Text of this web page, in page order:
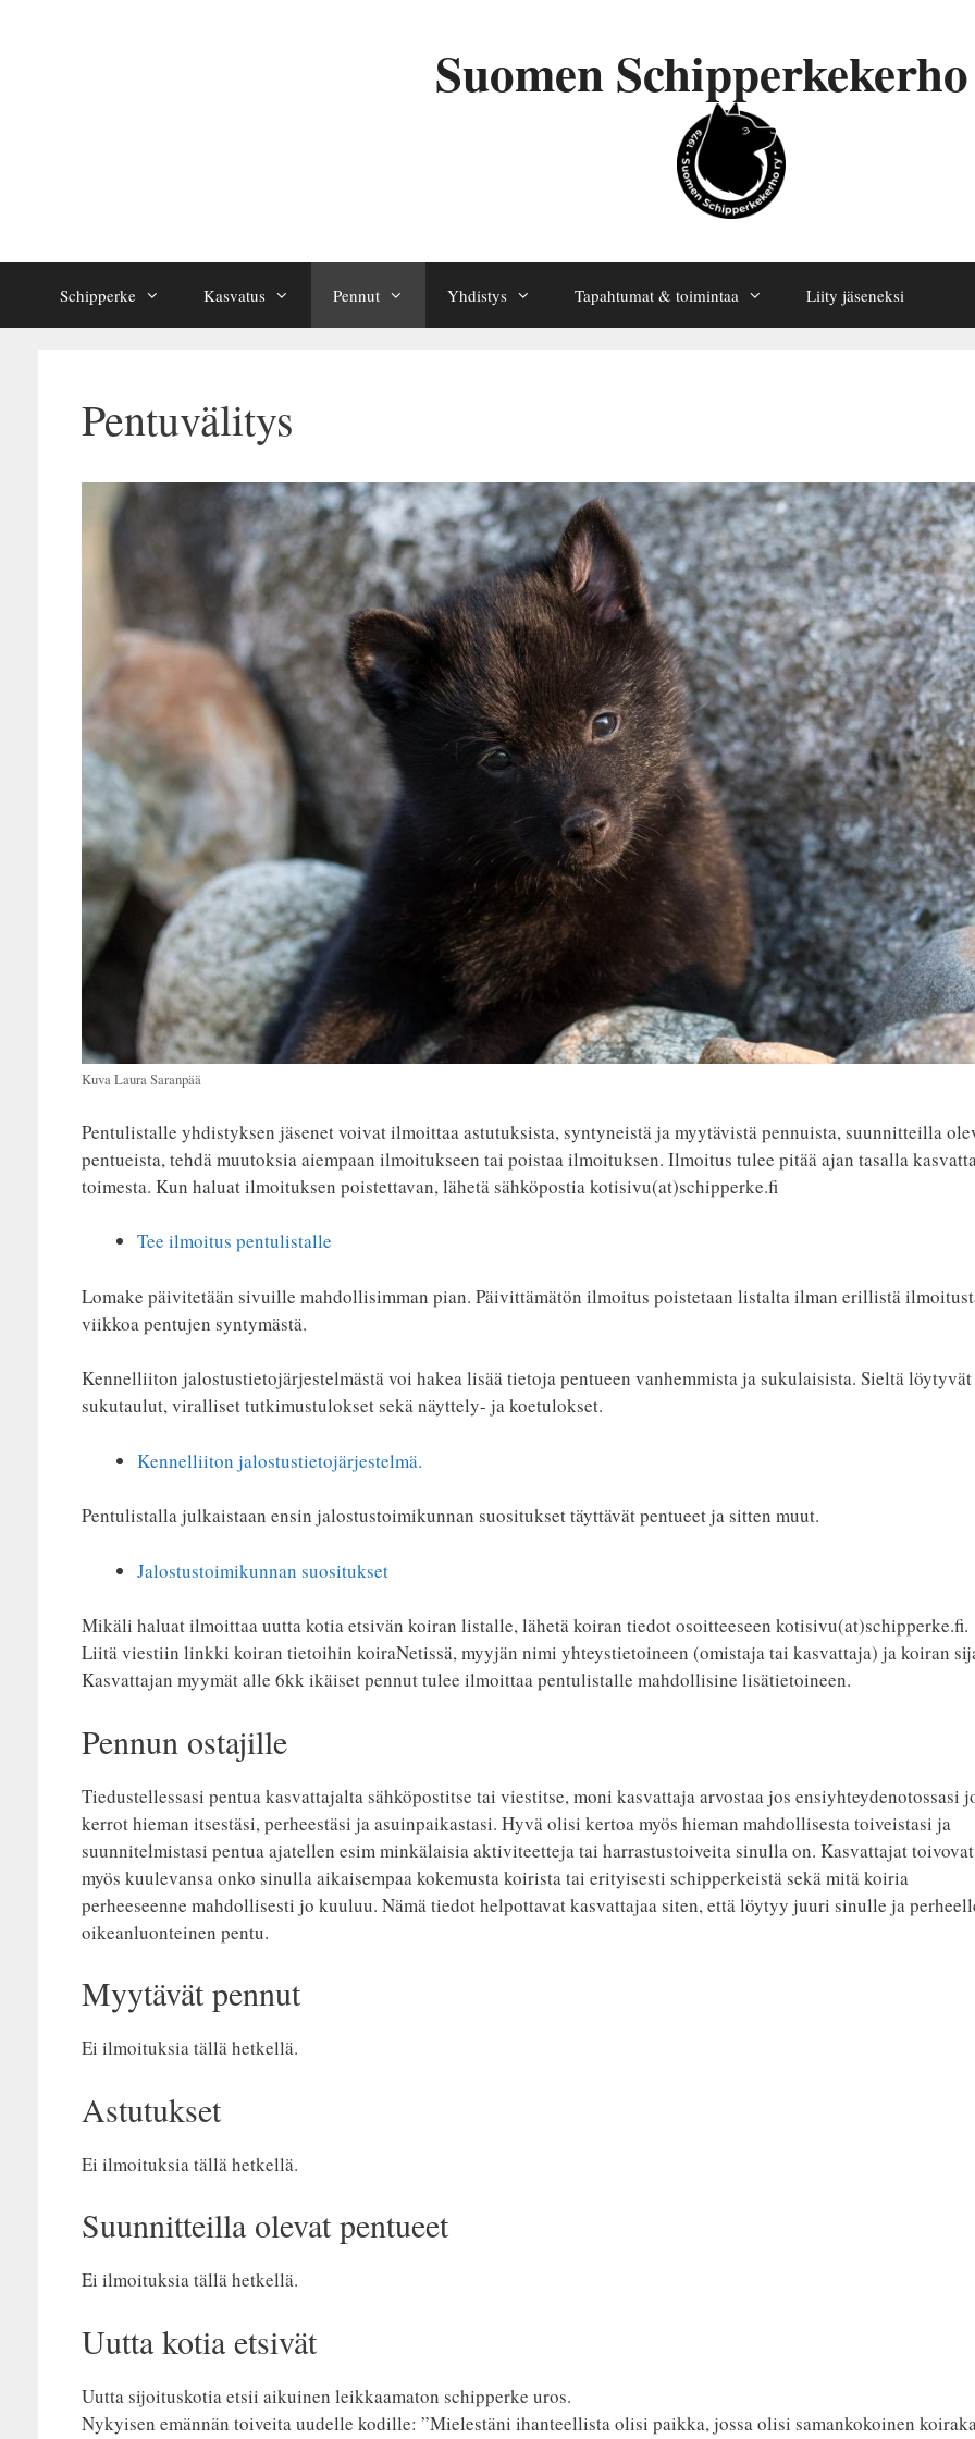
Suomen
Schipperke Kasvatus Pennut Yhdistys Tapahtumat & toimintaa Liity jäseneksi
Pentuvälitys
Kuva Laura Saranpää
Pentulistalle yhdistyksen jäsenet voivat ilmoittaa astutuksista, syntyneistä ja myytävistä pennuista, suunnitteilla
pentueista, tehdä muutoksia aiempaan ilmoitukseen tai poistaa ilmoituksen. Ilmoitus tulee pitää ajan tasalla
toimesta. Kun haluat ilmoituksen poistettavan, lähetä sähköpostia kotisivu(at)schipperke.fi
Tee ilmoitus pentulistalle
Lomake päivitetään sivuille mahdollisimman pian. Päivittämätön ilmoitus poistetaan listalta ilman erillistä
viikkoa pentujen syntymästä.
Kennelliiton jalostustietojärjestelmästä voi hakea lisää tietoja pentueen vanhemmista ja sukulaisista. Sieltä löytyvät
sukutaulut, viralliset tutkimustulokset sekä näyttely- ja koetulokset.
Kennelliiton jalostustietojärjestelmä.
Pentulistalla julkaistaan ensin jalostustoimikunnan suositukset täyttävät pentueet ja sitten muut.
Jalostustoimikunnan suositukset
Mikäli haluat ilmoittaa uutta kotia etsivän koiran listalle, lähetä koiran tiedot osoitteeseen kotisivu(at)schipperke.fi.
Liitä viestiin linkki koiran tietoihin koiraNetissä, myyjän nimi yhteystietoineen (omistaja tai kasvattaja) ja koiran
Kasvattajan myymät alle 6kk ikäiset pennut tulee ilmoittaa pentulistalle mahdollisine lisätietoineen.
Pennun ostajille
Tiedustellessasi pentua kasvattajalta sähköpostitse tai viestitse, moni kasvattaja arvostaa jos ensiyhteydenotossasi
kerrot hieman itsestäsi, perheestäsi ja asuinpaikastasi. Hyvä olisi kertoa myös hieman mahdollisesta toiveistasi ja
suunnitelmistasi pentua ajatellen esim minkälaisia aktiviteetteja tai harrastustoiveita sinulla on. Kasvattajat toivovat
myös kuulevansa onko sinulla aikaisempaa kokemusta koirista tai erityisesti schipperkeistä sekä mitä koiria
perheeseenne mahdollisesti jo kuuluu. Nämä tiedot helpottavat kasvattajaa siten, että löytyy juuri sinulle ja
oikeanluonteinen pentu.
Myytävät pennut
Ei ilmoituksia tällä hetkellä.
Astutukset
Ei ilmoituksia tällä hetkellä.
Suunnitteilla olevat pentueet
Ei ilmoituksia tällä hetkellä.
Uutta kotia etsivät
Uutta sijoituskotia etsii aikuinen leikkaamaton schipperke uros.
Nykyisen emännän toiveita uudelle kodille: ”Mielestäni ihanteellista olisi paikka, jossa olisi samankokoinen